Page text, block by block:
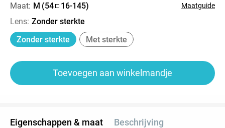
Maat: M (54 16-145) Maatguide
Lens: Zonder sterkte
Zonder sterkte
Met sterkte
Toevoegen aan winkelmandje
Eigenschappen & maat Beschrijving